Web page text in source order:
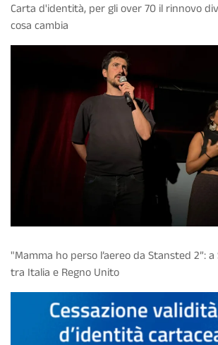
Carta d'identità, per gli over 70 il rinnovo
cosa cambia
"Mamma ho perso l’aereo da Stansted 2”:
tra Italia e Regno Unito